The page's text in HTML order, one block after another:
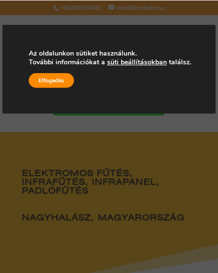
+36204007400 info@futofolia.hu
Válasszon oldalt
ELEKTROMOS FŰTÉS,
INFRAFŰTÉS, INFRAPANEL,
PADLÓFŰTÉS
NAGYHALÁSZ, MAGYARORSZÁG
Az oldalunkon sütiket használunk.
További információkat a süti beállításokban találsz.
Elfogadás